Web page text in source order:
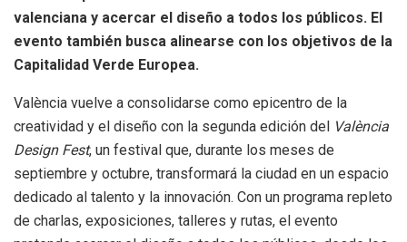
valenciana y acercar el diseño a todos los públicos. El
evento también busca alinearse con los objetivos de la
Capitalidad Verde Europea.
València vuelve a consolidarse como epicentro de la
creatividad y el diseño con la segunda edición del València
Design Fest, un festival que, durante los meses de
septiembre y octubre, transformará la ciudad en un espacio
dedicado al talento y la innovación. Con un programa repleto
de charlas, exposiciones, talleres y rutas, el evento